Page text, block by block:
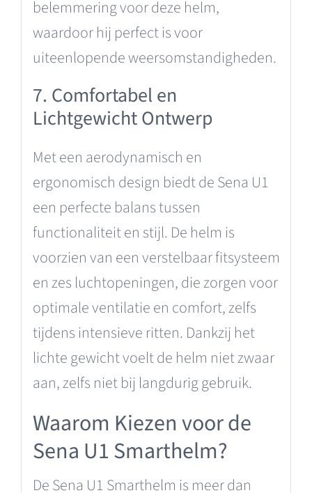
belemmering voor deze helm,
waardoor hij perfect is voor
uiteenlopende weersomstandigheden.
7. Comfortabel en
Lichtgewicht Ontwerp
Met een aerodynamisch en
ergonomisch design biedt de Sena U1
een perfecte balans tussen
functionaliteit en stijl. De helm is
voorzien van een verstelbaar fitsysteem
en zes luchtopeningen, die zorgen voor
optimale ventilatie en comfort, zelfs
tijdens intensieve ritten. Dankzij het
lichte gewicht voelt de helm niet zwaar
aan, zelfs niet bij langdurig gebruik.
Waarom Kiezen voor de
Sena U1 Smarthelm?
De Sena U1 Smarthelm is meer dan